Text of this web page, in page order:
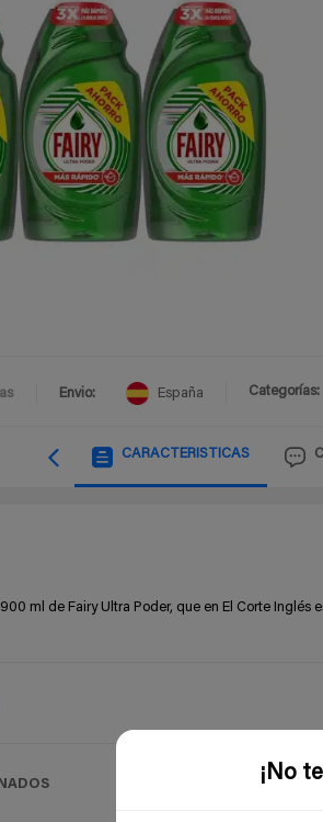
¡No
Envio: España Categorías:
CARACTERISTICAS
ml de Fairy Ultra Poder, que en El Corte